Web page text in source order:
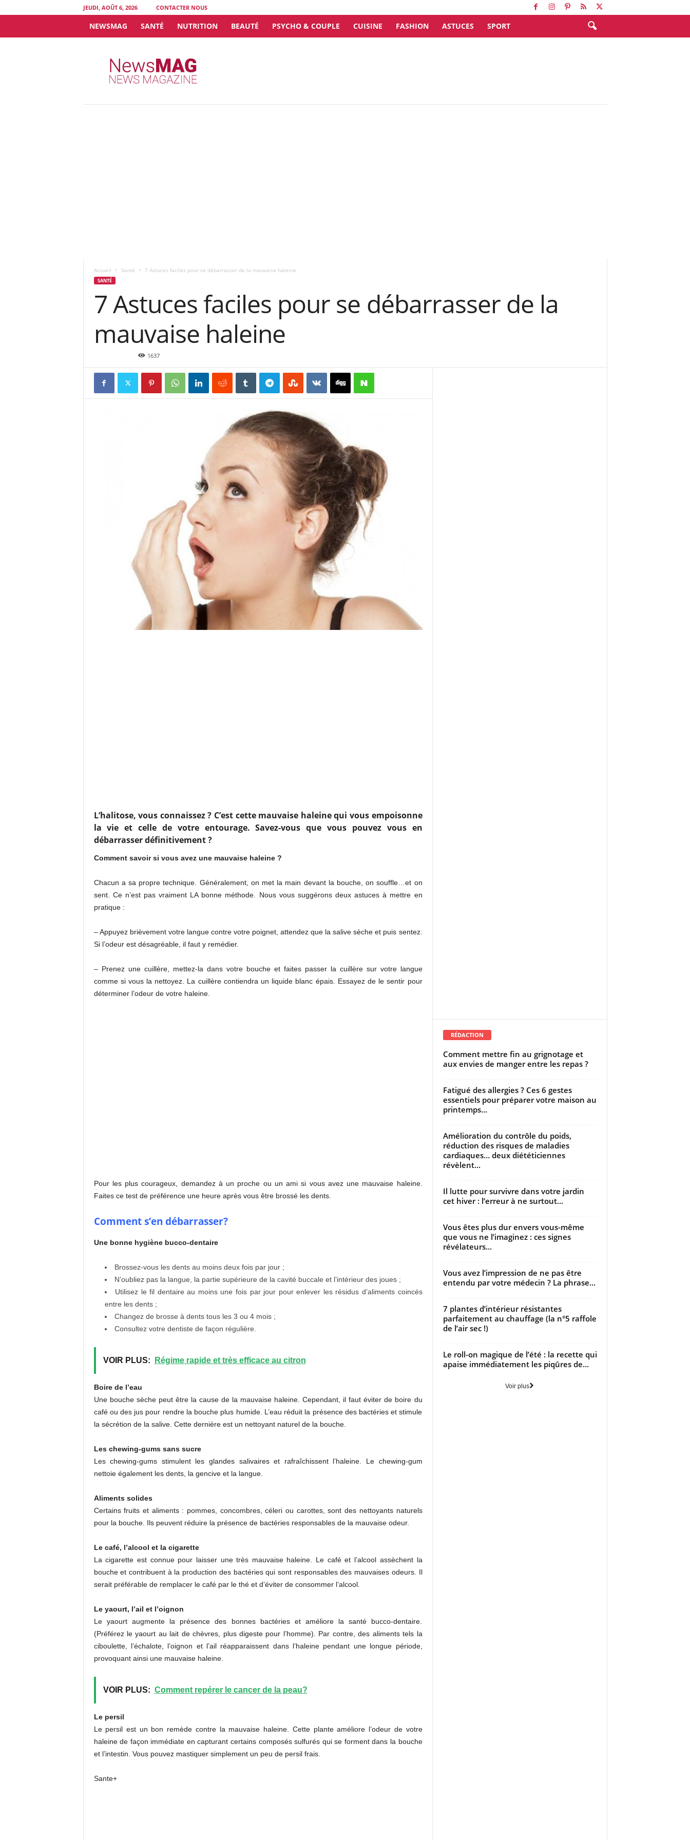
JEUDI, AOÛT 6, 2026 CONTACTER NOUS
NEWSMAG SANTÉ NUTRITION BEAUTÉ PSYCHO & COUPLE CUISINE FASHION ASTUCES SPORT
Accueil Santé 7 Astuces faciles pour se débarrasser de la mauvaise haleine
SANTÉ
7 Astuces faciles pour se débarrasser de la
mauvaise haleine
1637
L’halitose, vous connaissez ? C’est cette mauvaise haleine qui vous empoisonne
la vie et celle de votre entourage. Savez-vous que vous pouvez vous en
débarrasser définitivement ?
Comment savoir si vous avez une mauvaise haleine ?
Chacun a sa propre technique. Généralement, on met la main devant la bouche, on souffle…et on
sent. Ce n’est pas vraiment LA bonne méthode. Nous vous suggérons deux astuces à mettre en
pratique :
– Appuyez brièvement votre langue contre votre poignet, attendez que la salive sèche et puis sentez.
Si l’odeur est désagréable, il faut y remédier.
– Prenez une cuillère, mettez-la dans votre bouche et faites passer la cuillère sur votre langue
comme si vous la nettoyez. La cuillère contiendra un liquide blanc épais. Essayez de le sentir pour
déterminer l’odeur de votre haleine.
Pour les plus courageux, demandez à un proche ou un ami si vous avez une mauvaise haleine.
Faites ce test de préférence une heure après vous être brossé les dents.
Comment s’en débarrasser?
Une bonne hygiène bucco-dentaire
Brossez-vous les dents au moins deux fois par jour ;
N’oubliez pas la langue, la partie supérieure de la cavité buccale et l’intérieur des joues ;
Utilisez le fil dentaire au moins une fois par jour pour enlever les résidus d’aliments coincés
entre les dents ;
Changez de brosse à dents tous les 3 ou 4 mois ;
Consultez votre dentiste de façon régulière.
VOIR PLUS: Régime rapide et très efficace au citron
Boire de l’eau
Une bouche sèche peut être la cause de la mauvaise haleine. Cependant, il faut éviter de boire du
café ou des jus pour rendre la bouche plus humide. L’eau réduit la présence des bactéries et stimule
la sécrétion de la salive. Cette dernière est un nettoyant naturel de la bouche.
Les chewing-gums sans sucre
Les chewing-gums stimulent les glandes salivaires et rafraîchissent l’haleine. Le chewing-gum
nettoie également les dents, la gencive et la langue.
Aliments solides
Certains fruits et aliments : pommes, concombres, céleri ou carottes, sont des nettoyants naturels
pour la bouche. Ils peuvent réduire la présence de bactéries responsables de la mauvaise odeur.
Le café, l’alcool et la cigarette
La cigarette est connue pour laisser une très mauvaise haleine. Le café et l’alcool assèchent la
bouche et contribuent à la production des bactéries qui sont responsables des mauvaises odeurs. Il
serait préférable de remplacer le café par le thé et d’éviter de consommer l’alcool.
Le yaourt, l’ail et l’oignon
Le yaourt augmente la présence des bonnes bactéries et améliore la santé bucco-dentaire.
(Préférez le yaourt au lait de chèvres, plus digeste pour l’homme). Par contre, des aliments tels la
ciboulette, l’échalote, l’oignon et l’ail réapparaissent dans l’haleine pendant une longue période,
provoquant ainsi une mauvaise haleine.
VOIR PLUS: Comment repérer le cancer de la peau?
Le persil
Le persil est un bon remède contre la mauvaise haleine. Cette plante améliore l’odeur de votre
haleine de façon immédiate en capturant certains composés sulfurés qui se forment dans la bouche
et l’intestin. Vous pouvez mastiquer simplement un peu de persil frais.
Sante+
RÉDACTION
Comment mettre fin au grignotage et
aux envies de manger entre les repas ?
Fatigué des allergies ? Ces 6 gestes
essentiels pour préparer votre maison au
printemps...
Amélioration du contrôle du poids,
réduction des risques de maladies
cardiaques… deux diététiciennes
révèlent...
Il lutte pour survivre dans votre jardin
cet hiver : l’erreur à ne surtout...
Vous êtes plus dur envers vous-même
que vous ne l’imaginez : ces signes
révélateurs...
Vous avez l’impression de ne pas être
entendu par votre médecin ? La phrase...
7 plantes d’intérieur résistantes
parfaitement au chauffage (la n°5 raffole
de l’air sec !)
Le roll-on magique de l’été : la recette qui
apaise immédiatement les piqûres de...
Voir plus